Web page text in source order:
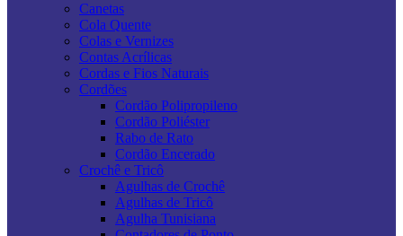
Canetas
Cola Quente
Colas e Vernizes
Contas Acrílicas
Cordas e Fios Naturais
Cordões
Cordão Polipropileno
Cordão Poliéster
Rabo de Rato
Cordão Encerado
Crochê e Tricô
Agulhas de Crochê
Agulhas de Tricô
Agulha Tunisiana